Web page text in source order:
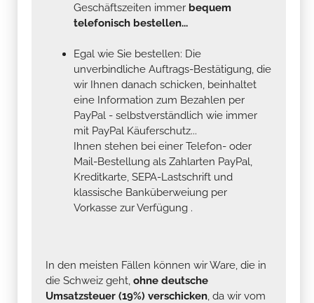
Geschäftszeiten immer bequem
telefonisch bestellen...
Egal wie Sie bestellen: Die
unverbindliche Auftrags-Bestätigung, die
wir Ihnen danach schicken, beinhaltet
eine Information zum Bezahlen per
PayPal - selbstverständlich wie immer
mit PayPal Käuferschutz...
Ihnen stehen bei einer Telefon- oder
Mail-Bestellung als Zahlarten PayPal,
Kreditkarte, SEPA-Lastschrift und
klassische Banküberweiung per
Vorkasse zur Verfügung .
In den meisten Fällen können wir Ware, die in
die Schweiz geht, ohne deutsche
Umsatzsteuer (19%) verschicken, da wir vom